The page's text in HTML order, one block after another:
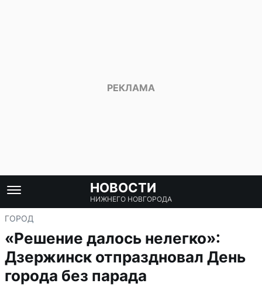
НОВОСТИ
НИЖНЕГО НОВГОРОДА
ГОРОД
«Решение далось нелегко»:
Дзержинск отпраздновал День
города без парада